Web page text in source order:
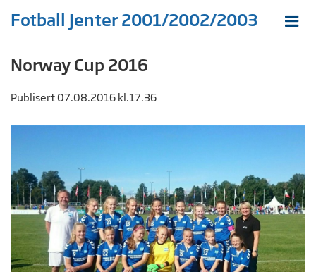
Fotball Jenter 2001/2002/2003
Norway Cup 2016
Publisert 07.08.2016 kl.17.36